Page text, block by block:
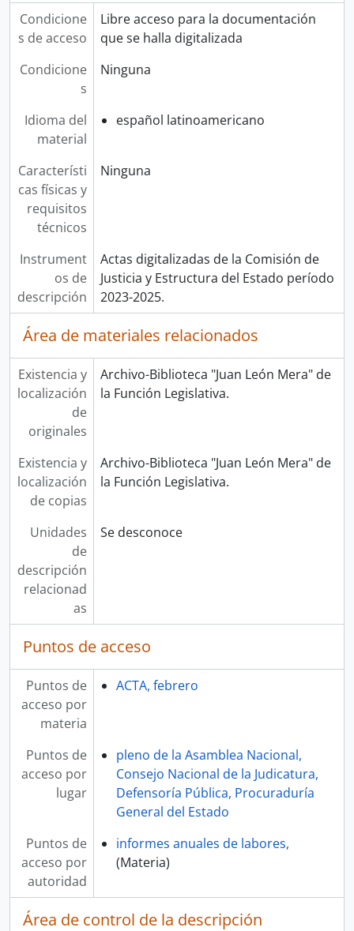
Condicione
s de acceso
Libre acceso para la documentación
que se halla digitalizada
Condicione
s
Ninguna
Idioma del
material
español latinoamericano
Característi
cas físicas y
requisitos
técnicos
Ninguna
Instrument
os de
descripción
Actas digitalizadas de la Comisión de
Justicia y Estructura del Estado período
2023-2025.
Área de materiales relacionados
Existencia y
localización
de
originales
Archivo-Biblioteca "Juan León Mera" de
la Función Legislativa.
Existencia y
localización
de copias
Archivo-Biblioteca "Juan León Mera" de
la Función Legislativa.
Unidades
de
descripción
relacionad
as
Se desconoce
Puntos de acceso
Puntos de
acceso por
materia
ACTA, febrero
Puntos de
acceso por
lugar
pleno de la Asamblea Nacional,
Consejo Nacional de la Judicatura,
Defensoría Pública, Procuraduría
General del Estado
Puntos de
acceso por
autoridad
informes anuales de labores,
(Materia)
Área de control de la descripción